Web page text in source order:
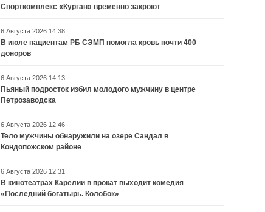
Спорткомплекс «Курган» временно закроют
6 Августа 2026 14:38
В июле пациентам РБ СЭМП помогла кровь почти 400
доноров
6 Августа 2026 14:13
Пьяный подросток избил молодого мужчину в центре
Петрозаводска
6 Августа 2026 12:46
Тело мужчины обнаружили на озере Сандал в
Кондопожском районе
6 Августа 2026 12:31
В кинотеатрах Карелии в прокат выходит комедия
«Последний богатырь. Колобок»